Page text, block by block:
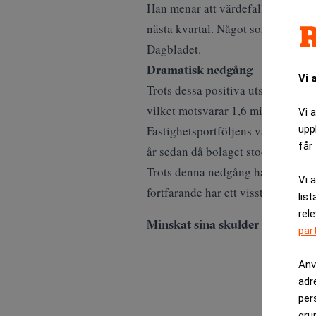
Vi
Vi
får
Vi
Han menar att värdefallen på
nästa kvartal. Något som han
Dagbladet.
Dramatisk nedgång
Trots dessa positiva utsikter har
vilket motsvarar 1,6 miljarder
Fastighetsportföljens värde
år sedan då bolaget stod på sin
Trots denna nedgång har SBB:s
fortfarande har ett visst
Minskat sina skulder